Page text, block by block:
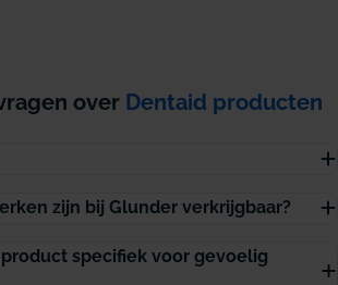
over Dentaid producten
zijn bij Glunder verkrijgbaar?
specifiek voor gevoelig